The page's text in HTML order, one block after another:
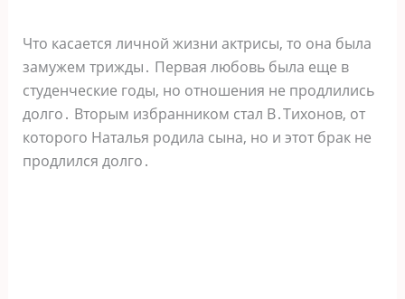
Что касается личной жизни актрисы, то она была
замужем трижды․ Первая любовь была еще в
студенческие годы, но отношения не продлились
долго․ Вторым избранником стал В․Тихонов, от
которого Наталья родила сына, но и этот брак не
продлился долго․